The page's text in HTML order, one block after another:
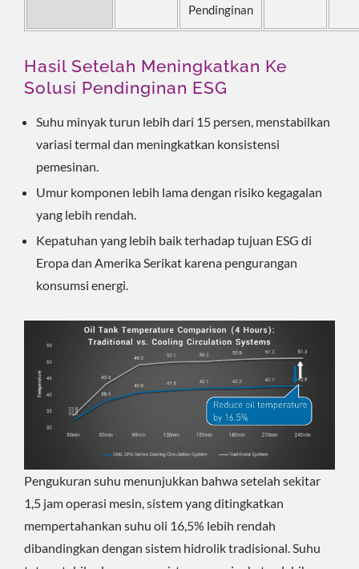
Pendinginan
Hasil Setelah Meningkatkan Ke
Solusi Pendinginan ESG
Suhu minyak turun lebih dari 15 persen, menstabilkan
variasi termal dan meningkatkan konsistensi
pemesinan.
Umur komponen lebih lama dengan risiko kegagalan
yang lebih rendah.
Kepatuhan yang lebih baik terhadap tujuan ESG di
Eropa dan Amerika Serikat karena pengurangan
konsumsi energi.
Pengukuran suhu menunjukkan bahwa setelah sekitar
1,5 jam operasi mesin, sistem yang ditingkatkan
mempertahankan suhu oli 16,5% lebih rendah
dibandingkan dengan sistem hidrolik tradisional. Suhu